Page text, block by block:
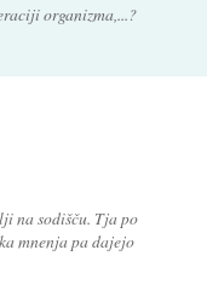
organizma,...?
na sodišču. Tja po
mnenja pa dajejo